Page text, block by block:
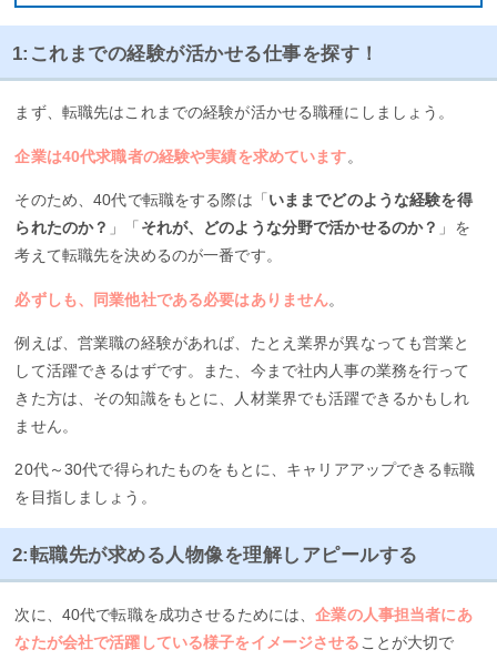
1:これまでの経験が活かせる仕事を探す！
まず、転職先はこれまでの経験が活かせる職種にしましょう。
企業は40代求職者の経験や実績を求めています。
そのため、40代で転職をする際は「 いままでどのような経験を得
られたのか？ 」「 それが、どのような分野で活かせるのか？ 」を
考えて転職先を決めるのが一番です。
必ずしも、同業他社である必要はありません。
例えば、営業職の経験があれば、たとえ業界が異なっても営業と
して活躍できるはずです。また、今まで社内人事の業務を行って
きた方は、その知識をもとに、人材業界でも活躍できるかもしれ
ません。
20代～30代で得られたものをもとに、キャリアアップできる転職
を目指しましょう。
2:転職先が求める人物像を理解しアピールする
次に、40代で転職を成功させるためには、企業の人事担当者にあ
なたが会社で活躍している様子をイメージさせる ことが大切で